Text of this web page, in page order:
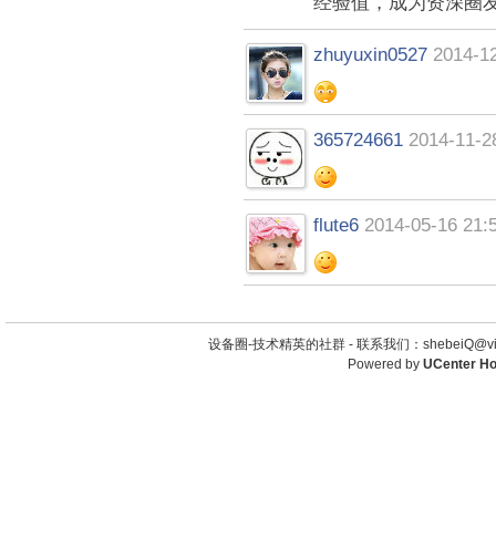
zhuyuxin0527 2014-
365724661 2014-11-
flute6 2014-05-16
设备圈-技术精英的社群 - 联系我们：
Powered by UCenter